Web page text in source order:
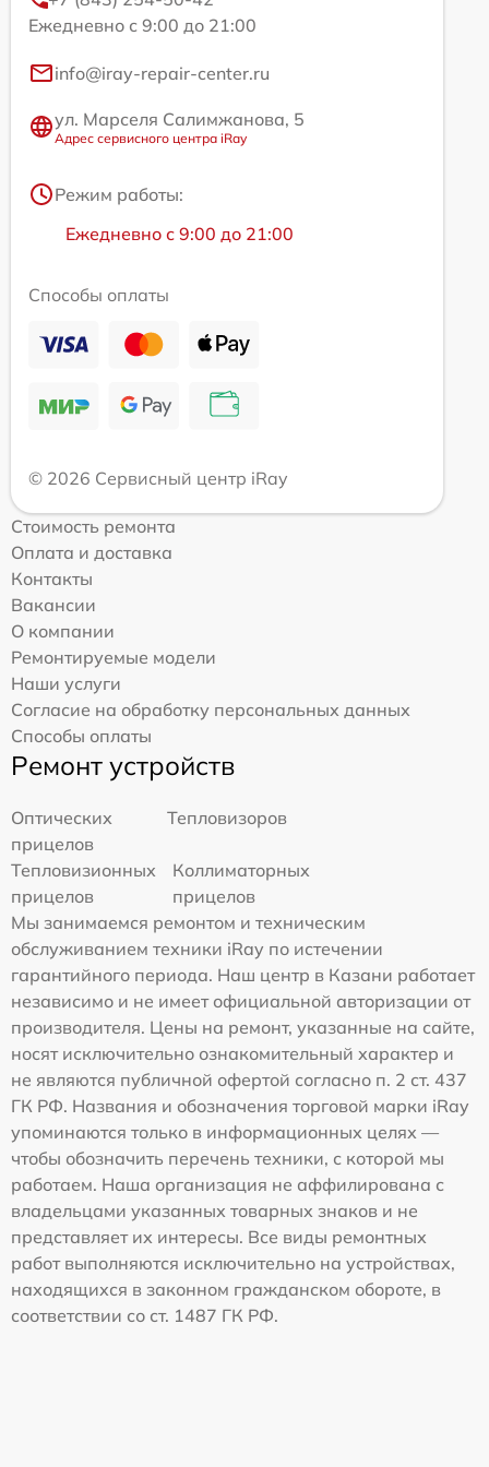
Ежедневно с 9:00 до 21:00
info@iray-repair-center.ru
ул. Марселя Салимжанова, 5
Адрес сервисного центра iRay
Режим работы:
Ежедневно с 9:00 до 21:00
Способы оплаты
© 2026 Сервисный центр iRay
Стоимость ремонта
Оплата и доставка
Контакты
Вакансии
О компании
Ремонтируемые модели
Наши услуги
Согласие на обработку персональных данных
Способы оплаты
Ремонт устройств
Оптических
прицелов
Тепловизоров
Тепловизионных
прицелов
Коллиматорных
прицелов
Мы занимаемся ремонтом и техническим
обслуживанием техники iRay по истечении
гарантийного периода. Наш центр в Казани работает
независимо и не имеет официальной авторизации от
производителя. Цены на ремонт, указанные на сайте,
носят исключительно ознакомительный характер и
не являются публичной офертой согласно п. 2 ст. 437
ГК РФ. Названия и обозначения торговой марки iRay
упоминаются только в информационных целях —
чтобы обозначить перечень техники, с которой мы
работаем. Наша организация не аффилирована с
владельцами указанных товарных знаков и не
представляет их интересы. Все виды ремонтных
работ выполняются исключительно на устройствах,
находящихся в законном гражданском обороте, в
соответствии со ст. 1487 ГК РФ.